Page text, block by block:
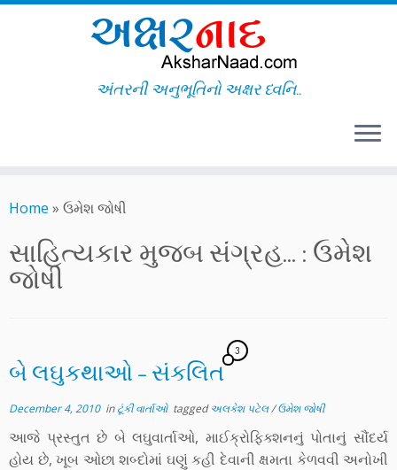
to
અંતરની અનુભૂતિનો અક્ષર ધ્વનિ..
Home » ઉમેશ જોષી
સાહિત્યકાર મુજબ સંગ્રહ... : ઉમેશ
જોષી
બે લઘુકથાઓ – સંકલિત
3
December 4, 2010inટૂંકી વાર્તાઓ taggedઅલકેશ પટેલ/ઉમેશ જોષી
આજે પ્રસ્તુત છે બે લઘુવાર્તાઓ, માઈક્રોફિક્શનનું પોતાનું સૌંદર્ય
હોય છે, ખૂબ ઓછા શબ્દોમાં ઘણું કહી દેવાની ક્ષમતા કેળવવી અનોખી